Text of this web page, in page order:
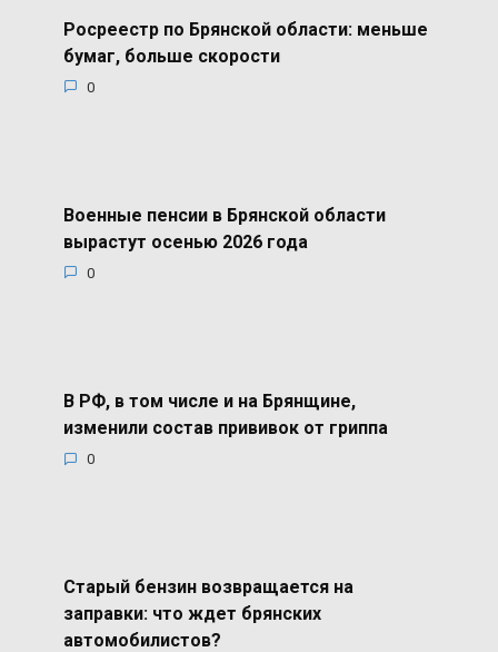
Росреестр по Брянской области: меньше
бумаг, больше скорости
0
Военные пенсии в Брянской области
вырастут осенью 2026 года
0
В РФ, в том числе и на Брянщине,
изменили состав прививок от гриппа
0
Старый бензин возвращается на
заправки: что ждет брянских
автомобилистов?